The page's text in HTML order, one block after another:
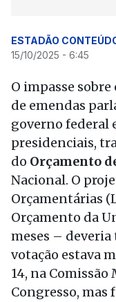
ESTADÃO
15/10/2025 - 6:45
O impasse
de emendas
governo federal
presidenciais,
do Orçamento
Nacional. O
Orçamentárias
Orçamento da
meses –
votação estava
14, na
Congresso, mas